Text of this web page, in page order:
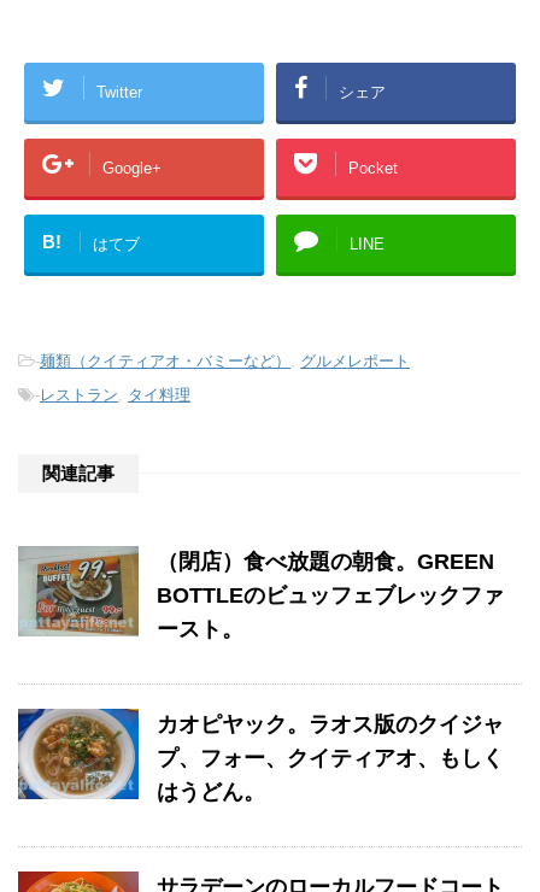
Twitter シェア
Google+ Pocket
B! はてブ LINE
-麺類（クイティアオ・バミーなど） , グルメレポート
-レストラン, タイ料理
関連記事
（閉店）食べ放題の朝食。GREEN
BOTTLEのビュッフェブレックファ
ースト。
カオピヤック。ラオス版のクイジャ
プ、フォー、クイティアオ、もしく
はうどん。